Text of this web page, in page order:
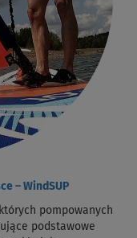
– WindSUP
pompowanych
podstawowe